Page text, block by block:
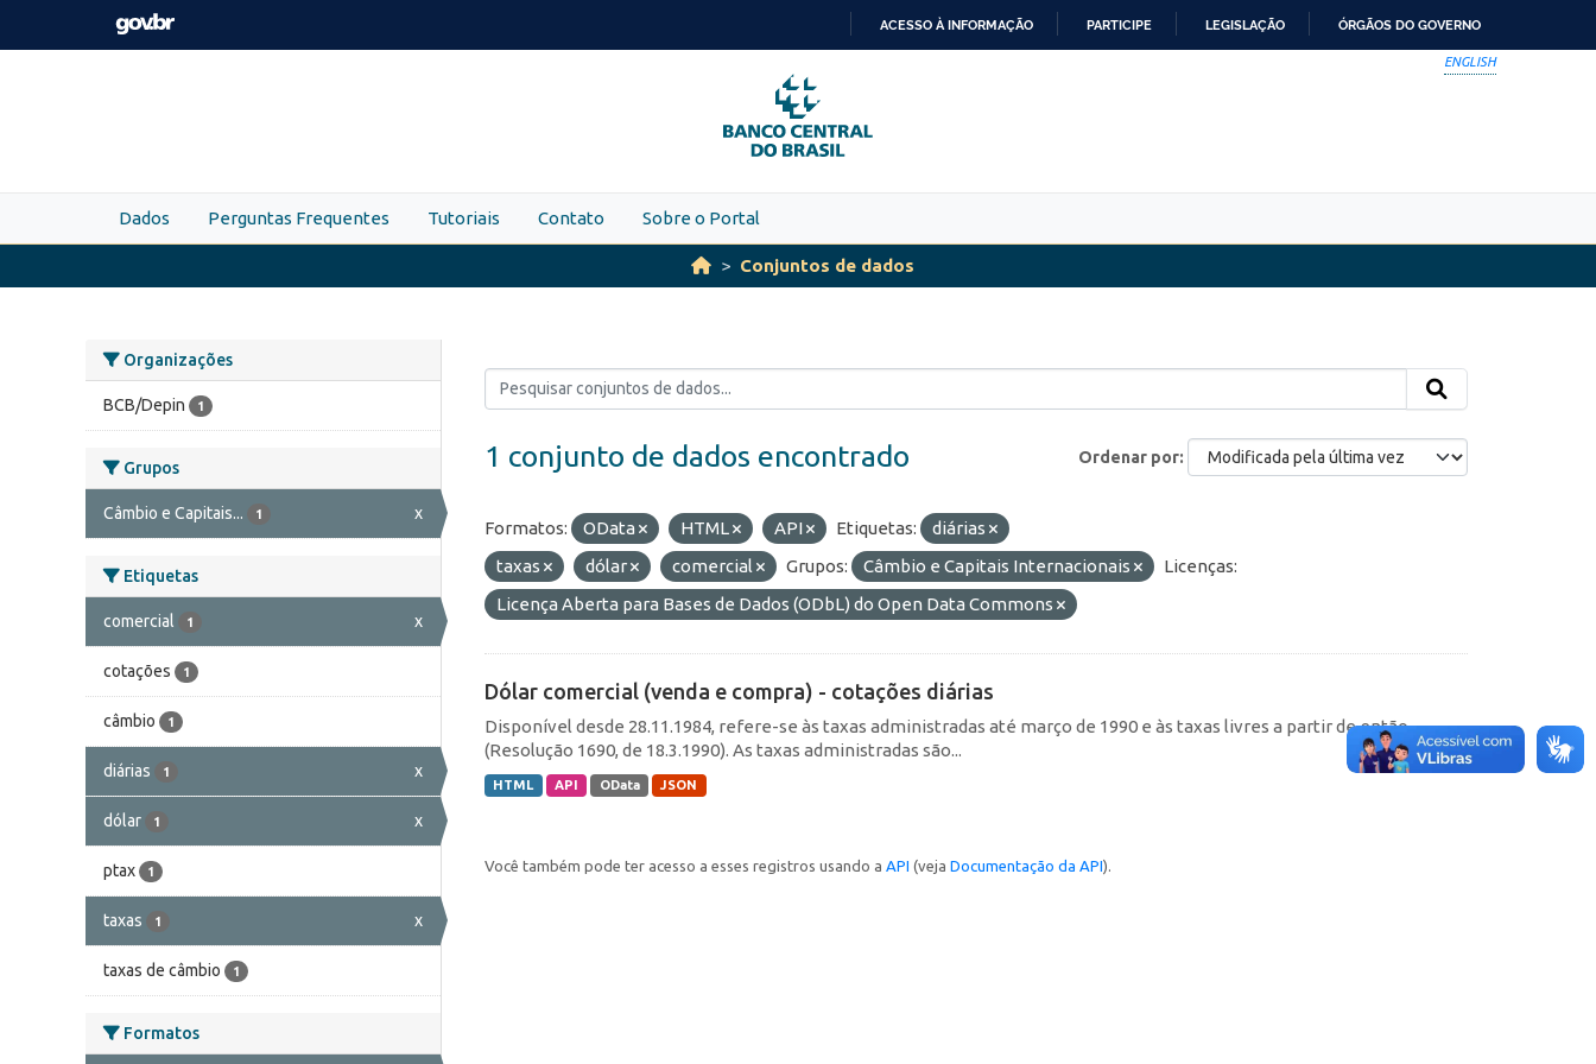
Skip to main content
PARA
O
CONTEÚDO
ACESSO À INFORMAÇÃO PARTICIPE LEGISLAÇÃO ÓRGÃOS DO GOVERNO
ENGLISH
Dados Perguntas Frequentes Tutoriais Contato Sobre o Portal
Conjuntos de dados
Organizações
BCB/Depin 1
Grupos
Câmbio e Capitais... 1 x
Etiquetas
comercial 1 x
cotações 1
câmbio 1
diárias 1 x
dólar 1 x
ptax 1
taxas 1 x
taxas de câmbio 1
Formatos
Ordenar por
1 conjunto de dados encontrado
Formatos: OData HTML API Etiquetas:
diárias
taxas
dólar comercial Grupos: Câmbio e Capitais Internacionais
Licenças:
Licença Aberta para Bases de Dados (ODbL) do Open Data Commons
Dólar comercial (venda e compra) - cotações diárias
Disponível desde 28.11.1984, refere-se às taxas administradas até março de 1990 e às taxas livres a partir de então
(Resolução 1690, de 18.3.1990). As taxas administradas são...
HTML API OData JSON
Você também pode ter acesso a esses registros usando a API (veja Documentação da API).